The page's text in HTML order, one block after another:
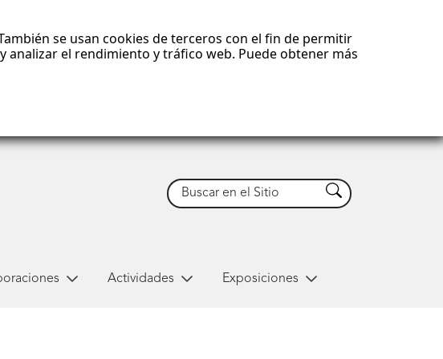
se usan cookies de terceros con el fin de permitir
analizar el rendimiento y tráfico web. Puede obtener más
Buscar Buscar
Actividades Exposiciones